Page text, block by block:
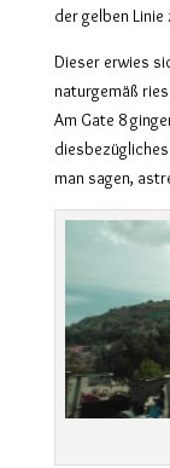
der gelben
Dieser erwies
naturgemäß
Am Gate 8
man sagen,